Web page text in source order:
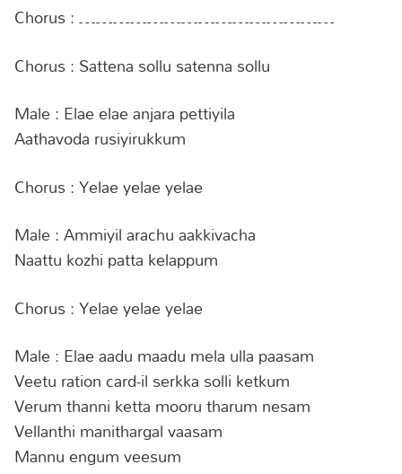
Chorus : ………………………………………
Chorus : Sattena sollu satenna sollu
Male : Elae elae anjara pettiyila
Aathavoda rusiyirukkum
Chorus : Yelae yelae yelae
Male : Ammiyil arachu aakkivacha
Naattu kozhi patta kelappum
Chorus : Yelae yelae yelae
Male : Elae aadu maadu mela ulla paasam
Veetu ration card-il serkka solli ketkum
Verum thanni ketta mooru tharum nesam
Vellanthi manithargal vaasam
Mannu engum veesum